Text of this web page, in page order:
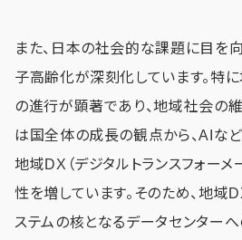
また、日本の社会的な課題に目を
子高齢化が深刻化しています。特
の進行が顕著であり、地域社会の
は国全体の成長の観点から、AIな
地域DX（デジタルトランスフォーメ
性を増しています。そのため、地域
ステムの核となるデータセンター